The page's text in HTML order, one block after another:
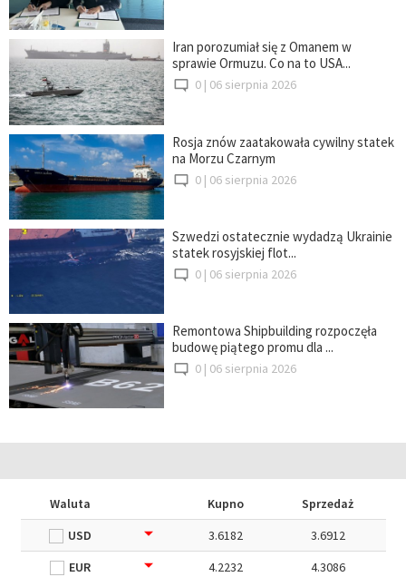
Iran porozumiał się z Omanem w
sprawie Ormuzu. Co na to USA...
0 | 06 sierpnia 2026
Rosja znów zaatakowała cywilny statek
na Morzu Czarnym
0 | 06 sierpnia 2026
Szwedzi ostatecznie wydadzą Ukrainie
statek rosyjskiej flot...
0 | 06 sierpnia 2026
Remontowa Shipbuilding rozpoczęła
budowę piątego promu dla ...
0 | 06 sierpnia 2026
Waluta Kupno
Sprzedaż
USD
3.6182
3.6912
EUR
4.2232
4.3086